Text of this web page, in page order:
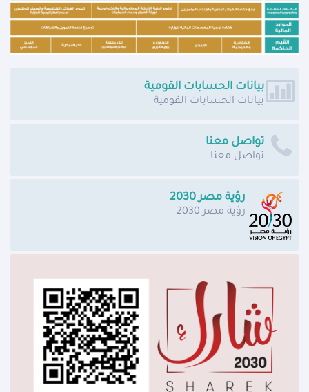
بيانات الحسابات القومية
بيانات الحسابات القومية
تواصل معنا
تواصل معنا
رؤية مصر 2030
رؤية مصر 2030